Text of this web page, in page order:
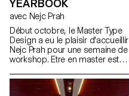
de traduire des mouvements
de pivot, de rotation, de
glissade, and une structure
typographique libre. Il était
important pour nous de
montrer comment deux
mouvements se coordonnent
donc décider de garder, dans
la fonte finale, un tracé ouvert.»
YEARBOOK
avec Nejc Prah
Début octobre, le Master Type
Design a eu le plaisir d'accueillir
Nejc Prah pour une semaine de
workshop. Etre en master est
plan personnel que
professionnel. Afin d'en garder